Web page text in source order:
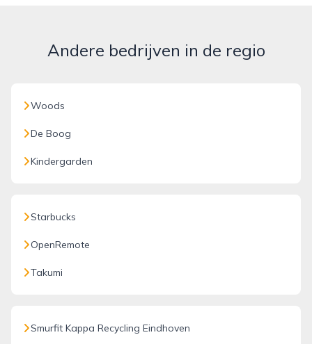
Andere bedrijven in de regio
Woods
De Boog
Kindergarden
Starbucks
OpenRemote
Takumi
Smurfit Kappa Recycling Eindhoven